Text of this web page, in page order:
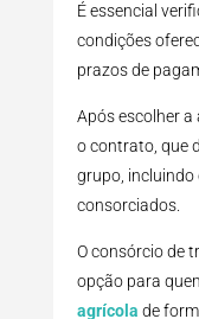
É essencial
condições
prazos de
Após escolher
o contrato, que
grupo, incluindo
consorciados.
O consórcio de
opção para
agrícola de